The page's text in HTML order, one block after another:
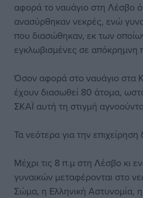
αφορά το ναυάγιο στη Λέσβο
ανασύρθηκαν νεκρές, ενώ
που διασώθηκαν, εκ των
εγκλωβισμένες σε απόκρημνη
Όσον αφορά στο ναυάγιο στα
έχουν διασωθεί 80 άτομα,
ΣΚΑΪ αυτή τη στιγμή
Τα νεότερα για την
Μέχρι τις 8 π.μ στη Λέσβο κι
γυναικών μεταφέρονται στο
Σώμα, η Ελληνική Αστυνομία,